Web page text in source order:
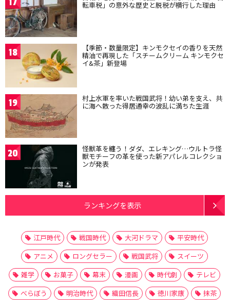
転車税」の意外な歴史と脱税が横行した理由
18 【季節・数量限定】キンモクセイの香りを天然
精油で再現した「スチームクリーム キンモクセ
イ&茶」新登場
19 村上水軍を率いた戦国武将！幼い弟を支え、共
に海へ散った得居通幸の波乱に満ちた生涯
20 怪獣革を纏う！ダダ、エレキング…ウルトラ怪
獣モチーフの革を使った新アパレルコレクショ
ンが発表
ランキングを表示
江戸時代 戦国時代 大河ドラマ
平安時代
アニメ
ロングセラー 戦国武将
スイーツ
雑学
お菓子 幕末 漫画 時代劇
テレビ
べらぼう
明治時代 織田信長 徳川家康
抹茶